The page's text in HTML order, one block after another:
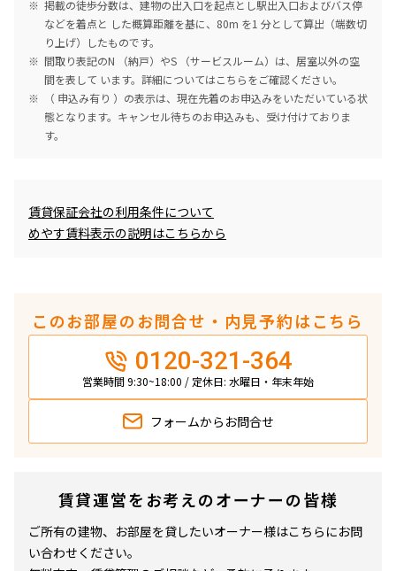
掲載の徒歩分数は、建物の出入口を起点とし駅出入口およびバス停
などを着点と した概算距離を基に、80m を1 分として算出（端数切
り上げ）したものです。
間取り表記のN （納戸）やS （サービスルーム）は、居室以外の空
間を表して います。詳細についてはこちらをご確認ください。
（ 申込み有り ）の表示は、現在先着のお申込みをいただいている状
態となります。キャンセル待ちのお申込みも、受け付けておりま
す。
賃貸保証会社の利用条件について
めやす賃料表示の説明はこちらから
このお部屋のお問合せ・内見予約はこちら
0120-321-364
営業時間 9:30~18:00 / 定休日: 水曜日・年末年始
フォームから お問合せ
賃貸運営をお考えのオーナーの皆様
ご所有の建物、お部屋を貸したいオーナー様はこちらにお問
い合わせください。